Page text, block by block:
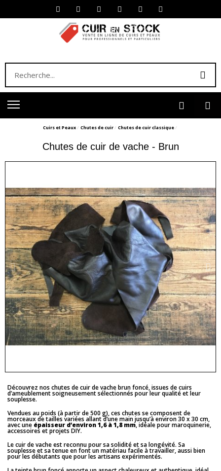
Cuirs et Peaux Chutes de cuir Chutes de cuir classique
Chutes de cuir de vache - Brun
Découvrez nos chutes de cuir de vache brun foncé, issues de cuirs
d’ameublement soigneusement sélectionnés pour leur qualité et leur
souplesse.
Vendues au poids (à partir de 500 g), ces chutes se composent de
morceaux de tailles variées allant d’une main jusqu’à environ 30 x 30 cm,
avec une épaisseur d’environ 1,6 à 1,8 mm, idéale pour maroquinerie,
accessoires et projets DIY.
Le cuir de vache est reconnu pour sa solidité et sa longévité. Sa
souplesse et sa tenue en font un matériau facile à travailler, aussi bien
pour les débutants que pour les artisans expérimentés.